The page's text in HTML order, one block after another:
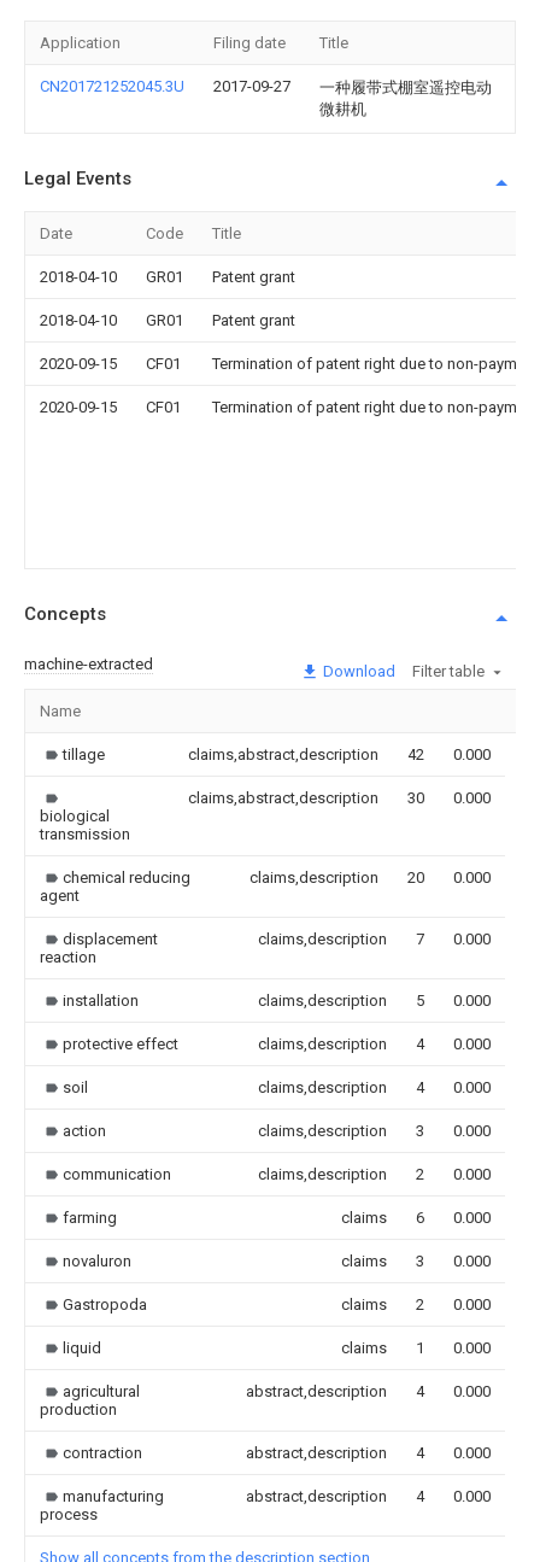
Application Filing date Title
CN201721252045.3U 2017-09-27
一种履带式棚室遥控电动
微耕机
Legal Events
Date Code Title
2018-04-10 GR01 Patent grant
2018-04-10 GR01 Patent grant
2020-09-15 CF01 Termination of patent right due to non-
2020-09-15 CF01 Termination of patent right due to non-
Concepts
machine-extracted Download Filter table
Name
tillage claims,abstract,description 42 0.000
biological
transmission
claims,abstract,description 30 0.000
chemical reducing
agent
claims,description 20 0.000
displacement
reaction
claims,description 7 0.000
installation claims,description 5 0.000
protective effect claims,description 4 0.000
soil claims,description 4 0.000
action claims,description 3 0.000
communication claims,description 2 0.000
farming claims 6 0.000
novaluron claims 3 0.000
Gastropoda claims 2 0.000
liquid claims 1 0.000
agricultural
production
abstract,description 4 0.000
contraction abstract,description 4 0.000
manufacturing
process
abstract,description 4 0.000
Show all concepts from the description section